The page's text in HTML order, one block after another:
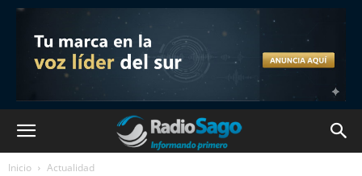
Inicio Actualidad